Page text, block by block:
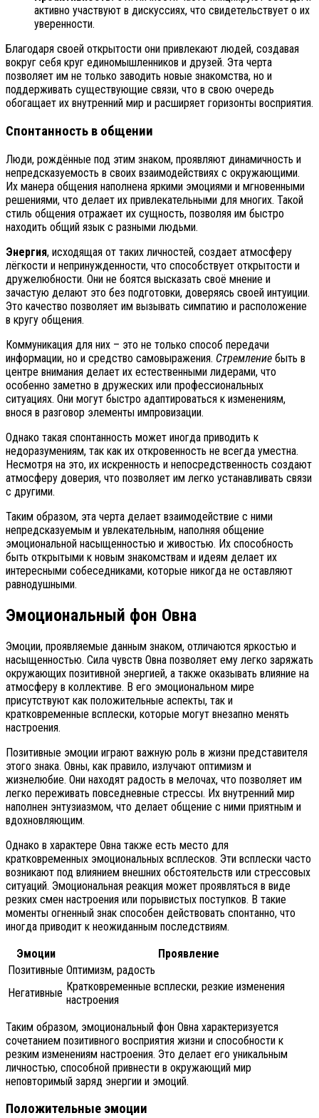
активно участвуют в дискуссиях, что свидетельствует о их
уверенности.
Благодаря своей открытости они привлекают людей, создавая
вокруг себя круг единомышленников и друзей. Эта черта
позволяет им не только заводить новые знакомства, но и
поддерживать существующие связи, что в свою очередь
обогащает их внутренний мир и расширяет горизонты восприятия.
Спонтанность в общении
Люди, рождённые под этим знаком, проявляют динамичность и
непредсказуемость в своих взаимодействиях с окружающими.
Их манера общения наполнена яркими эмоциями и мгновенными
решениями, что делает их привлекательными для многих. Такой
стиль общения отражает их сущность, позволяя им быстро
находить общий язык с разными людьми.
Энергия, исходящая от таких личностей, создает атмосферу
лёгкости и непринужденности, что способствует открытости и
дружелюбности. Они не боятся высказать своё мнение и
зачастую делают это без подготовки, доверяясь своей интуиции.
Это качество позволяет им вызывать симпатию и расположение
в кругу общения.
Коммуникация для них – это не только способ передачи
информации, но и средство самовыражения. Стремление быть в
центре внимания делает их естественными лидерами, что
особенно заметно в дружеских или профессиональных
ситуациях. Они могут быстро адаптироваться к изменениям,
внося в разговор элементы импровизации.
Однако такая спонтанность может иногда приводить к
недоразумениям, так как их откровенность не всегда уместна.
Несмотря на это, их искренность и непосредственность создают
атмосферу доверия, что позволяет им легко устанавливать связи
с другими.
Таким образом, эта черта делает взаимодействие с ними
непредсказуемым и увлекательным, наполняя общение
эмоциональной насыщенностью и живостью. Их способность
быть открытыми к новым знакомствам и идеям делает их
интересными собеседниками, которые никогда не оставляют
равнодушными.
Эмоциональный фон Овна
Эмоции, проявляемые данным знаком, отличаются яркостью и
насыщенностью. Сила чувств Овна позволяет ему легко заряжать
окружающих позитивной энергией, а также оказывать влияние на
атмосферу в коллективе. В его эмоциональном мире
присутствуют как положительные аспекты, так и
кратковременные всплески, которые могут внезапно менять
настроения.
Позитивные эмоции играют важную роль в жизни представителя
этого знака. Овны, как правило, излучают оптимизм и
жизнелюбие. Они находят радость в мелочах, что позволяет им
легко переживать повседневные стрессы. Их внутренний мир
наполнен энтузиазмом, что делает общение с ними приятным и
вдохновляющим.
Однако в характере Овна также есть место для
кратковременных эмоциональных всплесков. Эти всплески часто
возникают под влиянием внешних обстоятельств или стрессовых
ситуаций. Эмоциональная реакция может проявляться в виде
резких смен настроения или порывистых поступков. В такие
моменты огненный знак способен действовать спонтанно, что
иногда приводит к неожиданным последствиям.
Эмоции
Проявление
Позитивные Оптимизм, радость
Негативные Кратковременные всплески, резкие изменения
настроения
Таким образом, эмоциональный фон Овна характеризуется
сочетанием позитивного восприятия жизни и способности к
резким изменениям настроения. Это делает его уникальным
личностью, способной привнести в окружающий мир
неповторимый заряд энергии и эмоций.
Положительные эмоции